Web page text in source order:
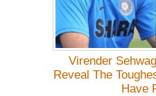
Virender
Reveal The
Have